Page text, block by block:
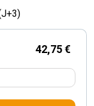
42,75 €